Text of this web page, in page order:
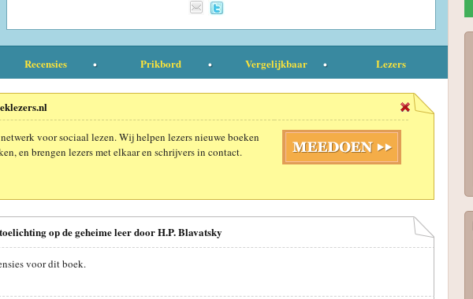
Recensies Prikbord Vergelijkbaar Lezers
voor sociaal lezen. Wij helpen lezers nieuwe boeken
en brengen lezers met elkaar en schrijvers in contact.
op de geheime leer door H.P. Blavatsky
voor dit boek.